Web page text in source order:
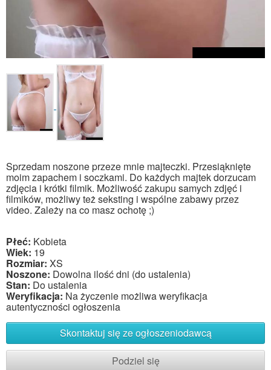
Sprzedam noszone przeze mnie majteczki. Przesiąknięte
moim zapachem i soczkami. Do każdych majtek dorzucam
zdjęcia i krótki filmik. Możliwość zakupu samych zdjęć i
filmików, możliwy też seksting i wspólne zabawy przez
video. Zależy na co masz ochotę ;)
Płeć: Kobieta
Wiek: 19
Rozmiar: XS
Noszone: Dowolna ilość dni (do ustalenia)
Stan: Do ustalenia
Weryfikacja: Na życzenie możliwa weryfikacja
autentyczności ogłoszenia
Skontaktuj się ze ogłoszeniodawcą
Podziel się